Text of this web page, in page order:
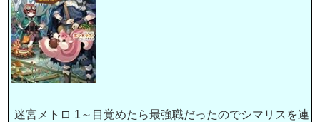
迷宮メトロ 1～目覚めたら最強職だったのでシマリスを連